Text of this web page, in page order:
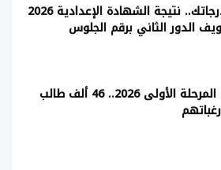
اعرف درجاتك.. نتيجة الشهادة الإعدادية 2026
الدور الثاني برقم الجلوس
تنسيق المرحلة الأولى 2026.. 46 ألف طالب